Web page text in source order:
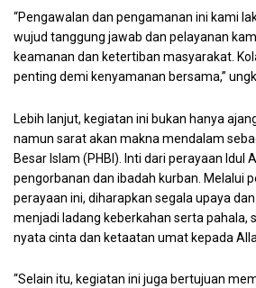
“Pengawalan dan pengamanan ini kami
wujud tanggung jawab dan pelayanan
keamanan dan ketertiban masyarakat.
penting demi kenyamanan bersama,”
Lebih lanjut, kegiatan ini bukan hanya
namun sarat akan makna mendalam
Besar Islam (PHBI). Inti dari perayaan Idul
pengorbanan dan ibadah kurban. Melalui
perayaan ini, diharapkan segala upaya
menjadi ladang keberkahan serta pahala,
nyata cinta dan ketaatan umat kepada
“Selain itu, kegiatan ini juga bertujuan